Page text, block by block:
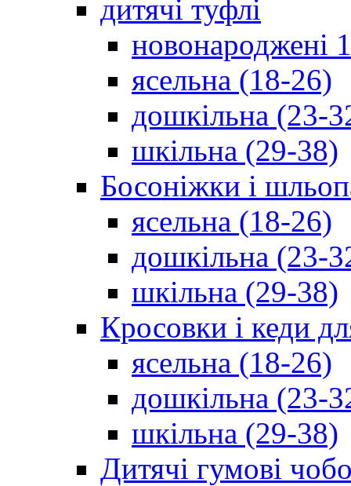
дитячі туфлі
новонароджені
ясельна (18-26)
дошкільна (23-
шкільна (29-38)
Босоніжки і
ясельна (18-26)
дошкільна (23-
шкільна (29-38)
Кросовки і кеди
ясельна (18-26)
дошкільна (23-
шкільна (29-38)
Дитячі гумові